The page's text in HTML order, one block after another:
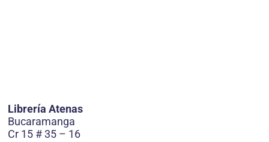
Librería Atenas
Bucaramanga
Cr 15 # 35 – 16